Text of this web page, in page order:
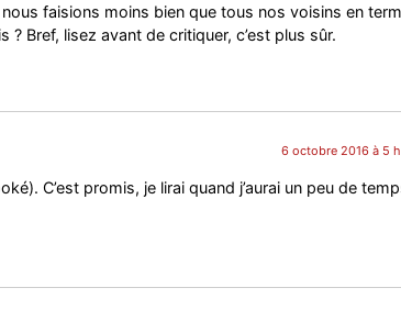
faisions moins bien que tous nos voisins en
Bref, lisez avant de critiquer, c’est plus sûr.
6 octobre 2016 à 5
C’est promis, je lirai quand j’aurai un peu de